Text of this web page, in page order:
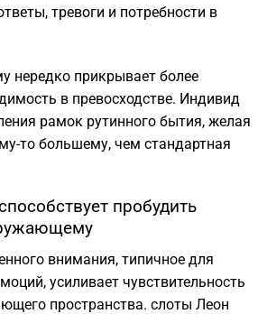
тревоги и потребности в
нередко прикрывает более
в превосходстве. Индивид
рамок рутинного бытия, желая
то большему, чем стандартная
пробудить
внимания, типичное для
усиливает чувствительность
пространства. слоты Леон